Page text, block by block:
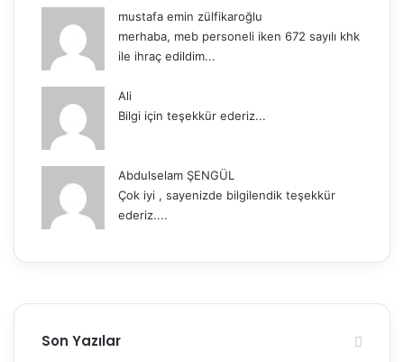
mustafa emin zülfikaroğlu
merhaba, meb personeli iken 672 sayılı khk
ile ihraç edildim...
Ali
Bilgi için teşekkür ederiz...
Abdulselam ŞENGÜL
Çok iyi , sayenizde bilgilendik teşekkür
ederiz....
Son Yazılar